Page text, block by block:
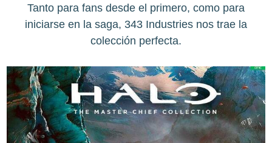
Tanto para fans desde el primero, como para
iniciarse en la saga, 343 Industries nos trae la
colección perfecta.